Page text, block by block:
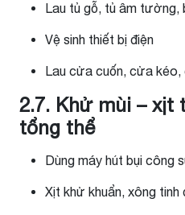
Lau tủ gỗ, tủ âm tường,
Vệ sinh thiết bị điện
Lau cửa cuốn, cửa
2.7. Khử mùi – xịt
tổng thể
Dùng máy hút bụi công
Xịt khử khuẩn, xông tinh